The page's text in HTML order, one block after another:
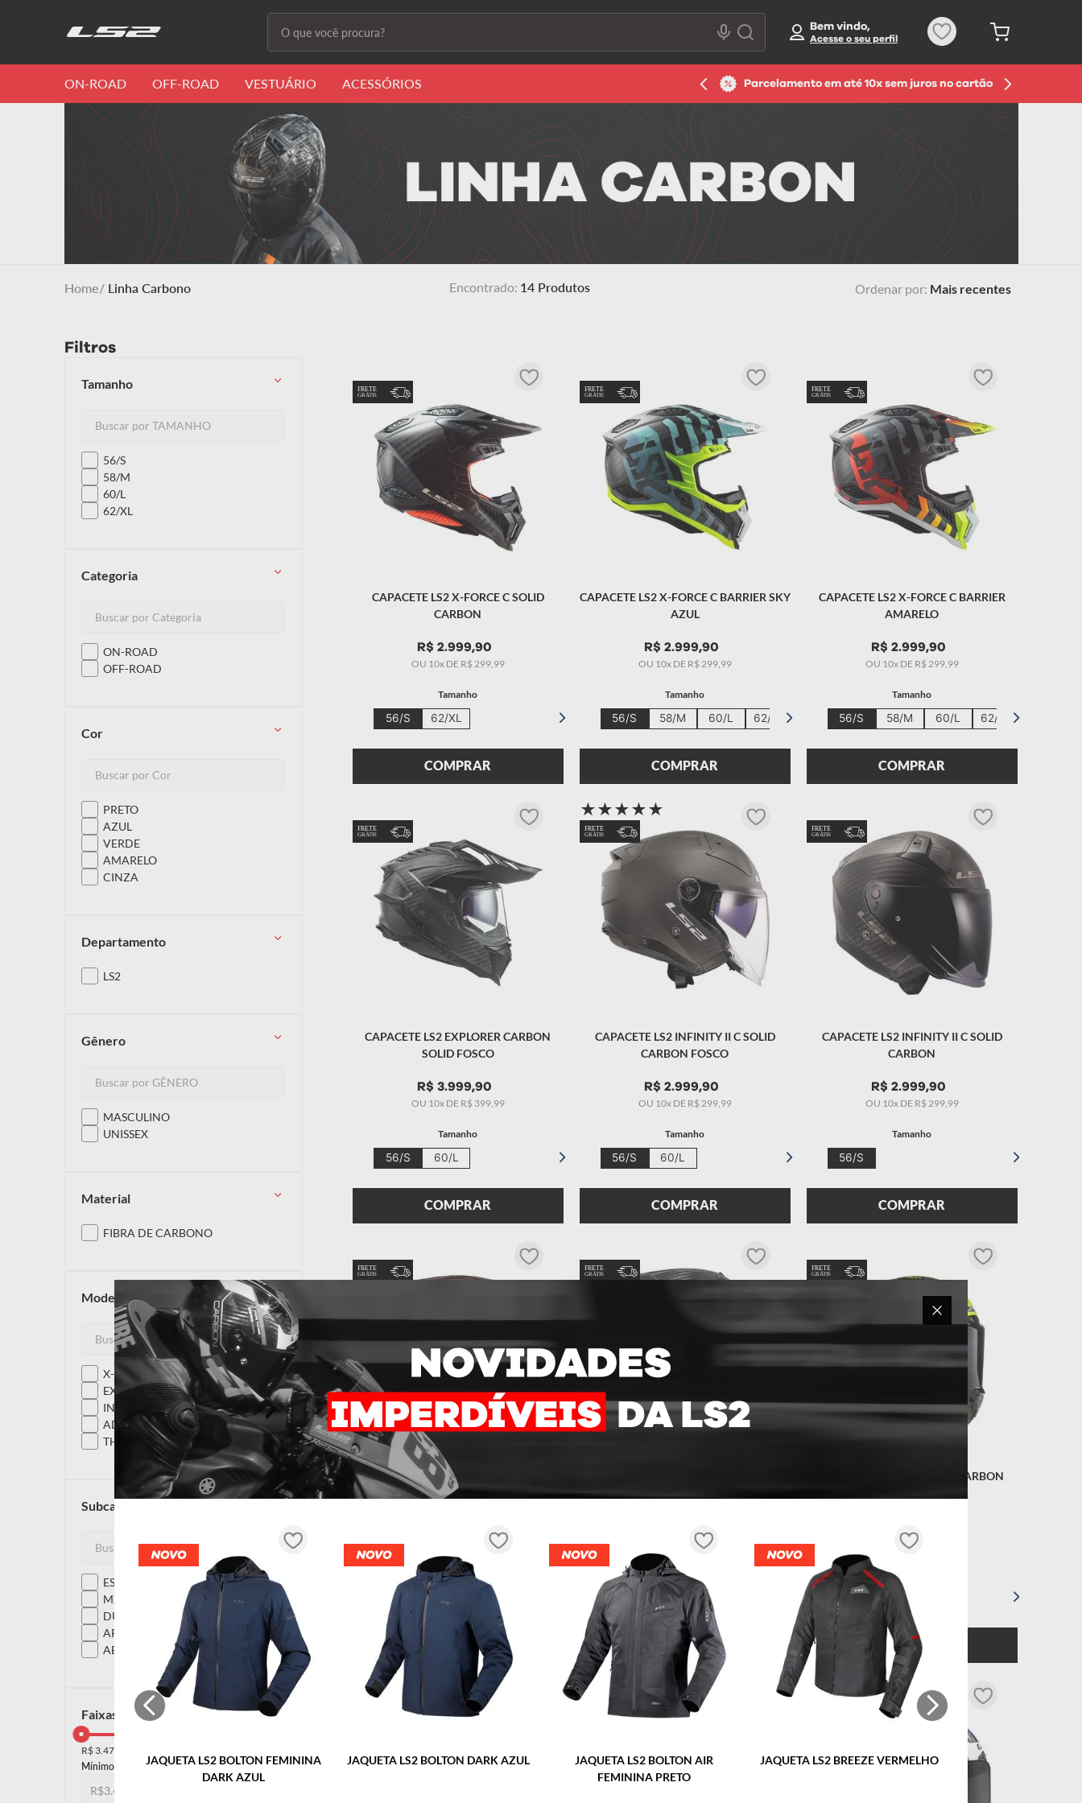
O que você procura? Bem vindo,
ON-ROAD OFF-ROAD VESTUÁRIO ACESSÓRIOS Parcelamento em até 10x sem juros no cartão
JAQUETA LS2 BOLTON FEMININA
DARK AZUL
JAQUETA LS2 BOLTON DARK AZUL
JAQUETA LS2 BOLTON AIR
FEMININA PRETO
JAQUETA LS2 BREEZE VERMELHO
Linha Carbono 14 Produtos Ordenar por Mais recentes
Filtros
tamanho
56/S
58/M
60/L
62/XL
categoria
ON-ROAD
OFF-ROAD
cor
PRETO
AZUL
VERDE
AMARELO
CINZA
departamento
LS2
gênero
MASCULINO
UNISSEX
material
FIBRA DE CARBONO
modelos
X-FORCE
EXPLORER CARBON
INFINITY II C
ADVANT X CARBON
THUNDER CARBON
subcategoria
ESPORTIVO
MX
DUAL
ARTICULADO
ABERTO
faixas de preço
R$
R$ 3.479,00
CAPACETE LS2 X-FORCE C SOLID
CARBON
R$ 2.999,90
OU 10x DE R$ 299, 99
Tamanho
56/S 62/XL
COMPRAR
CAPACETE LS2 X-FORCE C BARRIER SKY
AZUL
R$ 2.999,90
OU 10x DE R$ 299, 99
Tamanho
56/S 58/M 60/L 62/XL
COMPRAR
CAPACETE LS2 X-FORCE C BARRIER
AMARELO
R$ 2.999,90
OU 10x DE R$ 299, 99
Tamanho
56/S 58/M 60/L 62/XL
COMPRAR
CAPACETE LS2 EXPLORER CARBON
SOLID FOSCO
R$ 3.999,90
OU 10x DE R$ 399, 99
Tamanho
56/S 60/L
COMPRAR
★★★★★
CAPACETE LS2 INFINITY II C SOLID
CARBON FOSCO
R$ 2.999,90
OU 10x DE R$ 299, 99
Tamanho
56/S 60/L
COMPRAR
CAPACETE LS2 INFINITY II C SOLID
CARBON
R$ 2.999,90
OU 10x DE R$ 299, 99
Tamanho
56/S
COMPRAR
CAPACETE LS2 ADVANT X CARBON
FUTURE PRETO
549,99
Tamanho
56/S 60/L
COMPRAR
R$549
Tamanho
56/S 58/M 60/L
COMPRAR
CAPACETE LS2 THUNDER CARBON
x DER$
Tamanho
62/XL
COMPRAR
★ ★ ★ ★★ ★ ★
Termos mais buscados
1º capacete ls2
2º capacetes
3 º draze
º capacete
º capacete feminino
capacete masculino